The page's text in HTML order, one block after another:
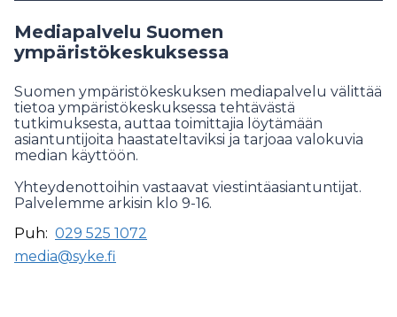
Mediapalvelu Suomen
ympäristökeskuksessa
Suomen ympäristökeskuksen mediapalvelu välittää
tietoa ympäristökeskuksessa tehtävästä
tutkimuksesta, auttaa toimittajia löytämään
asiantuntijoita haastateltaviksi ja tarjoaa valokuvia
median käyttöön.
Yhteydenottoihin vastaavat viestintäasiantuntijat.
Palvelemme arkisin klo 9-16.
Puh: 029 525 1072
media@syke.fi